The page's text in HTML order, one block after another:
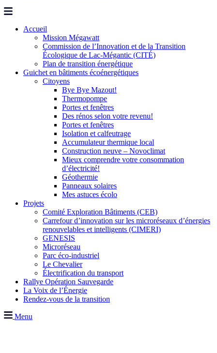
Accueil
Mission Mégawatt
Commission de l’Innovation et de la Transition
Écologique de Lac-Mégantic (CITÉ)
Plan de transition énergétique
Guichet en bâtiments écoénergétiques
Citoyens
Bye Bye Mazout!
Thermopompe
Portes et fenêtres
Des rénos selon votre revenu!
Portes et fenêtres
Isolation et calfeutrage
Accumulateur thermique local
Construction neuve – Novoclimat
Mieux comprendre votre consommation
d’électricité!
Géothermie
Panneaux solaires
Mes astuces écolo
Projets
Comité Exploration Bâtiments (CEB)
Carrefour d’innovation sur les microréseaux d’énergies
renouvelables et intelligents (CIMERI)
GENESIS
Microréseau
Parc éco-industriel
Le Chevalier
Électrification du transport
Rallye Opération Sauvegarde
La Voix de l’Énergie
Rendez-vous de la transition
Menu